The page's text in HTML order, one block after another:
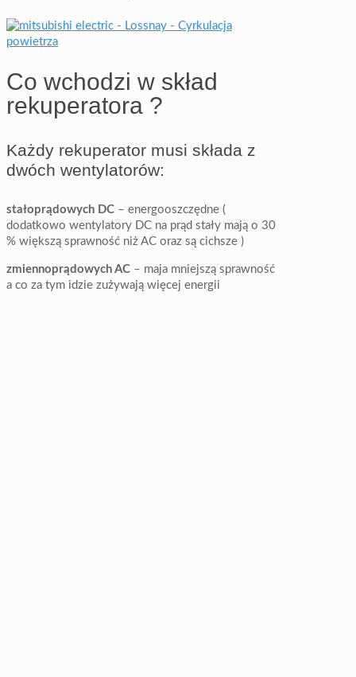
Co wchodzi w skład
rekuperatora ?
Każdy rekuperator musi składa z
dwóch wentylatorów:
stałoprądowych DC – energooszczędne (
dodatkowo wentylatory DC na prąd stały mają o 30
% większą sprawność niż AC oraz są cichsze )
zmiennoprądowych AC – maja mniejszą sprawność
a co za tym idzie zużywają więcej energii